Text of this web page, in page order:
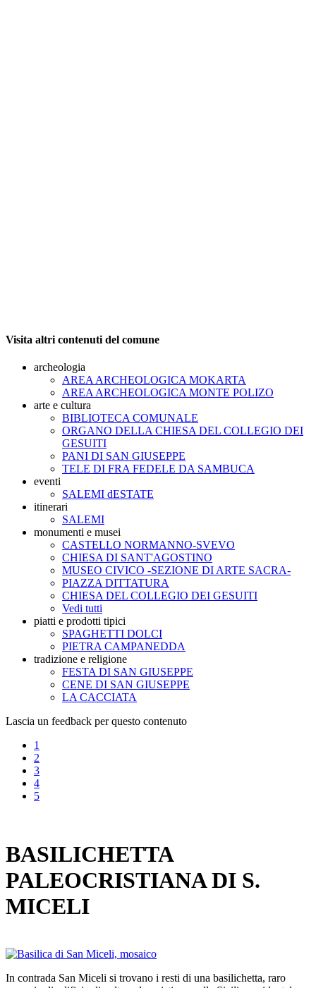
Visita altri contenuti del comune
archeologia
AREA ARCHEOLOGICA MOKARTA
AREA ARCHEOLOGICA MONTE POLIZO
arte e cultura
BIBLIOTECA COMUNALE
ORGANO DELLA CHIESA DEL COLLEGIO DEI
GESUITI
PANI DI SAN GIUSEPPE
TELE DI FRA FEDELE DA SAMBUCA
eventi
SALEMI dESTATE
itinerari
SALEMI
monumenti e musei
CASTELLO NORMANNO-SVEVO
CHIESA DI SANT'AGOSTINO
MUSEO CIVICO -SEZIONE DI ARTE SACRA-
PIAZZA DITTATURA
CHIESA DEL COLLEGIO DEI GESUITI
Vedi tutti
piatti e prodotti tipici
SPAGHETTI DOLCI
PIETRA CAMPANEDDA
tradizione e religione
FESTA DI SAN GIUSEPPE
CENE DI SAN GIUSEPPE
LA CACCIATA
Lascia un feedback per questo contenuto
1
2
3
4
5
BASILICHETTA
PALEOCRISTIANA DI S.
MICELI
In contrada San Miceli si trovano i resti di una basilichetta, raro